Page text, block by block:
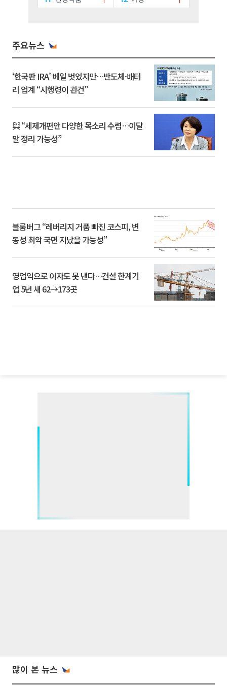
주요뉴스
‘한국판 IRA’ 베일 벗었지만…반도체·배터
리 업계 “시행령이 관건”
與 “세제개편안 다양한 목소리 수렴…이달
말 정리 가능성”
블룸버그 “레버리지 거품 빠진 코스피, 변
동성 최악 국면 지났을 가능성”
영업익으로 이자도 못 낸다…건설 한계기
업 5년 새 62→173곳
많이 본 뉴스